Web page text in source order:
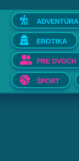
ADVENTÚRA
EROTIKA
PRE DVOCH
ŠPORT